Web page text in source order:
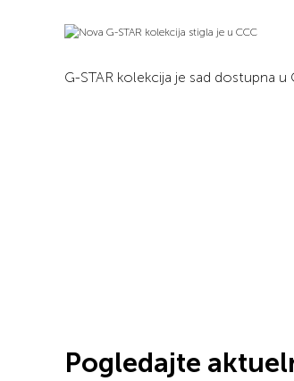
G-STAR kolekcija je sad dostupna
Pogledajte